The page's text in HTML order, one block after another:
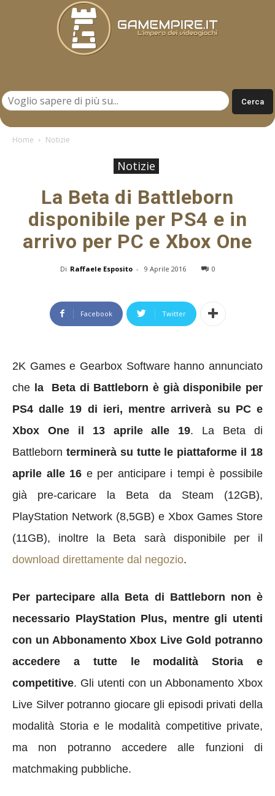
Home Notizie
Notizie
La Beta di Battleborn
disponibile per PS4 e in
arrivo per PC e Xbox One
Di Raffaele Esposito - 9 Aprile 2016 0
Facebook Twitter
2K Games e Gearbox Software hanno annunciato
che la Beta di Battleborn è già disponibile per
PS4 dalle 19 di ieri, mentre arriverà su PC e
Xbox One il 13 aprile alle 19. La Beta di
Battleborn terminerà su tutte le piattaforme il 18
aprile alle 16 e per anticipare i tempi è possibile
già pre-caricare la Beta da Steam (12GB),
PlayStation Network (8,5GB) e Xbox Games Store
(11GB), inoltre la Beta sarà disponibile per il
download direttamente dal negozio.
Per partecipare alla Beta di Battleborn non è
necessario PlayStation Plus, mentre gli utenti
con un Abbonamento Xbox Live Gold potranno
accedere a tutte le modalità Storia e
competitive. Gli utenti con un Abbonamento Xbox
Live Silver potranno giocare gli episodi privati della
modalità Storia e le modalità competitive private,
ma non potranno accedere alle funzioni di
matchmaking pubbliche.